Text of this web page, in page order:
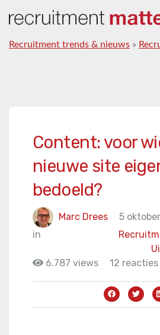
Recruitment trends & nieuws »
Content: voor
nieuwe site
bedoeld?
Marc Drees
5
in
6.787 views
12 reacties